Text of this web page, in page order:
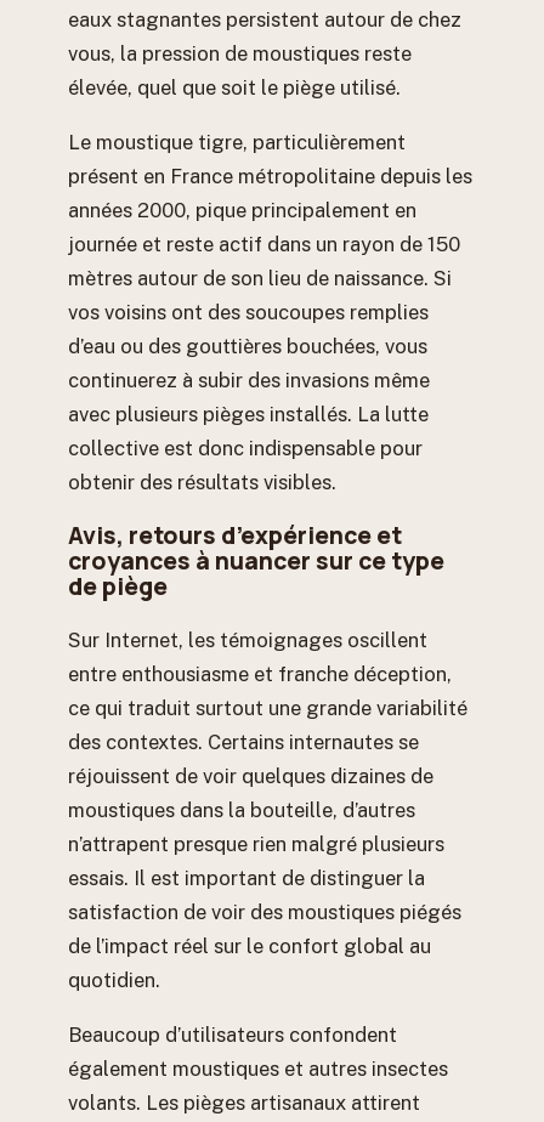
eaux stagnantes persistent autour de chez
vous, la pression de moustiques reste
élevée, quel que soit le piège utilisé.
Le moustique tigre, particulièrement
présent en France métropolitaine depuis les
années 2000, pique principalement en
journée et reste actif dans un rayon de 150
mètres autour de son lieu de naissance. Si
vos voisins ont des soucoupes remplies
d’eau ou des gouttières bouchées, vous
continuerez à subir des invasions même
avec plusieurs pièges installés. La lutte
collective est donc indispensable pour
obtenir des résultats visibles.
Avis, retours d’expérience et
croyances à nuancer sur ce type
de piège
Sur Internet, les témoignages oscillent
entre enthousiasme et franche déception,
ce qui traduit surtout une grande variabilité
des contextes. Certains internautes se
réjouissent de voir quelques dizaines de
moustiques dans la bouteille, d’autres
n’attrapent presque rien malgré plusieurs
essais. Il est important de distinguer la
satisfaction de voir des moustiques piégés
de l’impact réel sur le confort global au
quotidien.
Beaucoup d’utilisateurs confondent
également moustiques et autres insectes
volants. Les pièges artisanaux attirent